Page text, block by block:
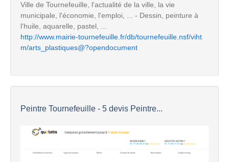
Ville de Tournefeuille, l'actualité de la ville, la vie
municipale, l'économie, l'emploi, ... - Dessin, peinture à
l'huile, aquarelle, pastel, ...
http://www.mairie-tournefeuille.fr/db/tournefeuille.nsf/viht
m/arts_plastiques@?opendocument
Peintre Tournefeuille - 5 devis Peintre...